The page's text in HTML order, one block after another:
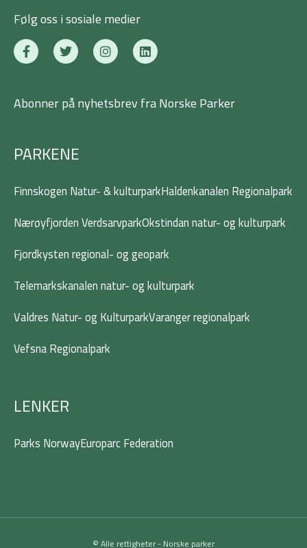
Følg oss i sosiale medier
F
a
c
o
-
f
T
w
i
e
I
n
s
a
g
L
i
n
e
d
Abonner på nyhetsbrev fra Norske Parker
PARKENE
Finnskogen Natur- & kulturparkHaldenkanalen Regionalpark
Nærøyfjorden VerdsarvparkOkstindan natur- og kulturpark
Fjordkysten regional- og geopark
Telemarkskanalen natur- og kulturpark
Valdres Natur- og KulturparkVaranger regionalpark
Vefsna Regionalpark
LENKER
Parks NorwayEuroparc Federation
© Alle rettigheter - Norske parker